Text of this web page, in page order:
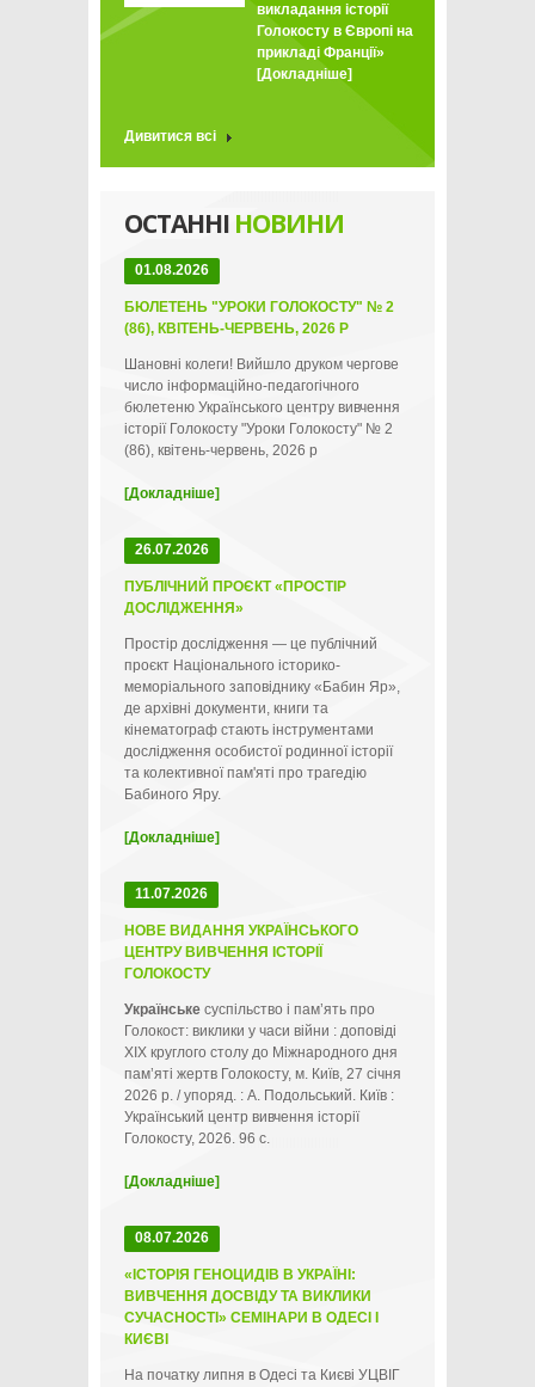
викладання історії
Голокосту в Європі на
прикладі Франції»
[Докладніше]
Дивитися всі
ОСТАННІ НОВИНИ
01.08.2026
БЮЛЕТЕНЬ "УРОКИ ГОЛОКОСТУ" № 2
(86), КВІТЕНЬ-ЧЕРВЕНЬ, 2026 Р
Шановні колеги! Вийшло друком чергове
число інформаційно-педагогічного
бюлетеню Українського центру вивчення
історії Голокосту "Уроки Голокосту" № 2
(86), квітень-червень, 2026 р
[Докладніше]
26.07.2026
ПУБЛІЧНИЙ ПРОЄКТ «ПРОСТІР
ДОСЛІДЖЕННЯ»
Простір дослідження — це публічний
проєкт Національного історико-
меморіального заповіднику «Бабин Яр»,
де архівні документи, книги та
кінематограф стають інструментами
дослідження особистої родинної історії
та колективної пам'яті про трагедію
Бабиного Яру.
[Докладніше]
11.07.2026
НОВЕ ВИДАННЯ УКРАЇНСЬКОГО
ЦЕНТРУ ВИВЧЕННЯ ІСТОРІЇ
ГОЛОКОСТУ
Українське суспільство і пам’ять про
Голокост: виклики у часи війни : доповіді
ХІХ круглого столу до Міжнародного дня
пам’яті жертв Голокосту, м. Київ, 27 січня
2026 р. / упоряд. : А. Подольський. Київ :
Український центр вивчення історії
Голокосту, 2026. 96 с.
[Докладніше]
08.07.2026
«ІСТОРІЯ ГЕНОЦИДІВ В УКРАЇНІ:
ВИВЧЕННЯ ДОСВІДУ ТА ВИКЛИКИ
СУЧАСНОСТІ» СЕМІНАРИ В ОДЕСІ І
КИЄВІ
На початку липня в Одесі та Києві УЦВІГ